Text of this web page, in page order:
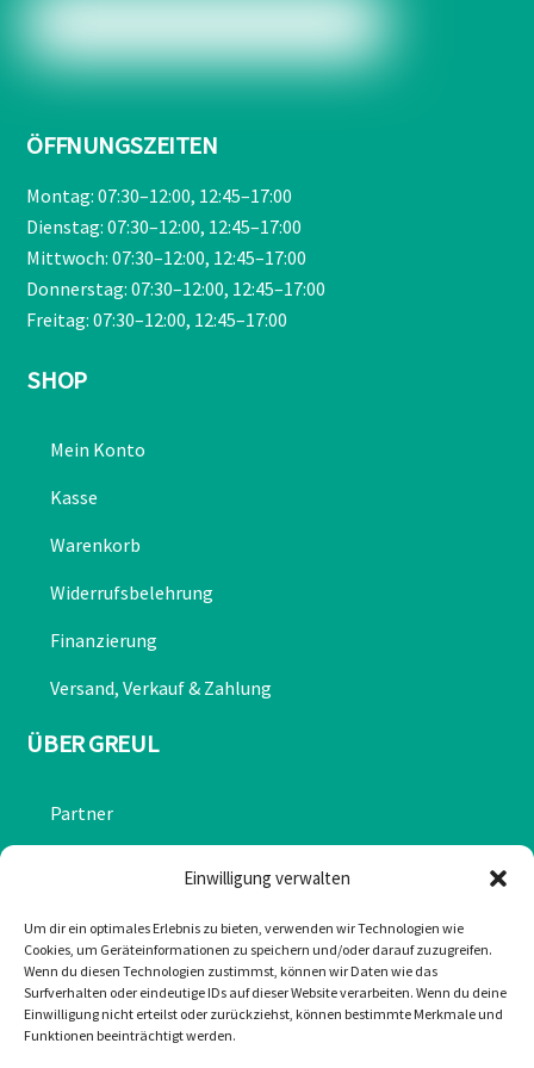
Einwilligung verwalten
Um dir ein optimales Erlebnis zu bieten, verwenden wir Technologien wie
Cookies, um Geräteinformationen zu speichern und/oder darauf zuzugreifen.
Wenn du diesen Technologien zustimmst, können wir Daten wie das
Surfverhalten oder eindeutige IDs auf dieser Website verarbeiten. Wenn du deine
Einwilligung nicht erteilst oder zurückziehst, können bestimmte Merkmale und
Funktionen beeinträchtigt werden.
ÖFFNUNGSZEITEN
Montag: 07:30–12:00, 12:45–17:00
Dienstag: 07:30–12:00, 12:45–17:00
Mittwoch: 07:30–12:00, 12:45–17:00
Donnerstag: 07:30–12:00, 12:45–17:00
Freitag: 07:30–12:00, 12:45–17:00
SHOP
Mein Konto
Kasse
Warenkorb
Widerrufsbelehrung
Finanzierung
Versand, Verkauf & Zahlung
ÜBER GREUL
Partner
Impressum
Cookie-Richtlinie (EU)